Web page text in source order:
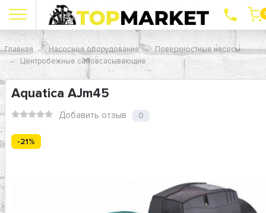
Главная Насосное оборудование
Поверхностные насосы
Центробежные самовсасывающие
Aquatica AJm45
Добавить отзыв 0
-21%